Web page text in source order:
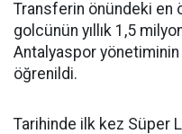
Transferin önündeki en
golcünün yıllık 1,5
Antalyaspor
öğrenildi.
Tarihinde ilk kez Süper